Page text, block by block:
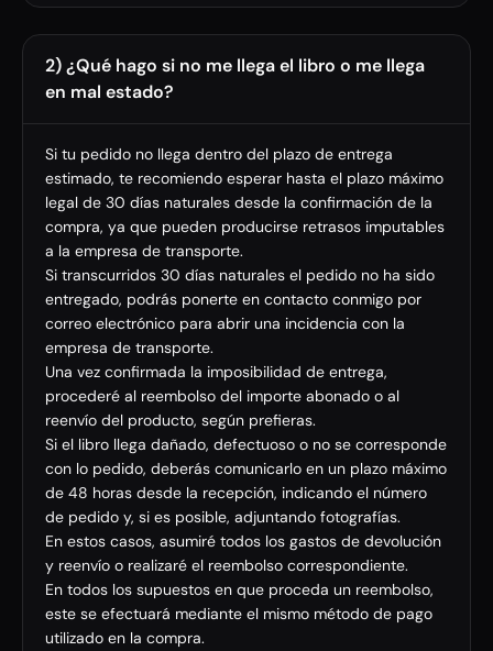
2) ¿Qué hago si no me llega el libro o me llega
en mal estado?
Si tu pedido no llega dentro del plazo de entrega
estimado, te recomiendo esperar hasta el plazo máximo
legal de 30 días naturales desde la confirmación de la
compra, ya que pueden producirse retrasos imputables
a la empresa de transporte.
Si transcurridos 30 días naturales el pedido no ha sido
entregado, podrás ponerte en contacto conmigo por
correo electrónico para abrir una incidencia con la
empresa de transporte.
Una vez confirmada la imposibilidad de entrega,
procederé al reembolso del importe abonado o al
reenvío del producto, según prefieras.
Si el libro llega dañado, defectuoso o no se corresponde
con lo pedido, deberás comunicarlo en un plazo máximo
de 48 horas desde la recepción, indicando el número
de pedido y, si es posible, adjuntando fotografías.
En estos casos, asumiré todos los gastos de devolución
y reenvío o realizaré el reembolso correspondiente.
En todos los supuestos en que proceda un reembolso,
este se efectuará mediante el mismo método de pago
utilizado en la compra.